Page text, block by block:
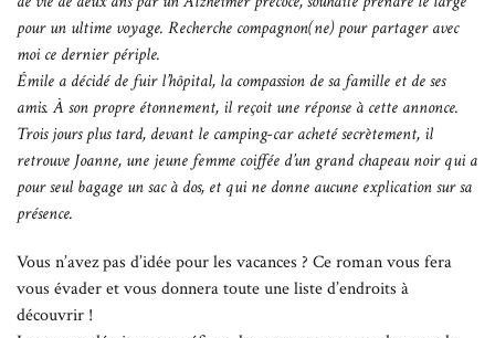
pour un ultime voyage. Recherche compagnon(ne) pour partager avec
moi ce dernier périple.
Émile a décidé de fuir l’hôpital, la compassion de sa famille et de ses
amis. À son propre étonnement, il reçoit une réponse à cette annonce.
Trois jours plus tard, devant le camping-car acheté secrètement, il
retrouve Joanne, une jeune femme coiffée d’un grand chapeau noir qui a
pour seul bagage un sac à dos, et qui ne donne aucune explication sur sa
présence.
Vous n’avez pas d’idée pour les vacances ? Ce roman vous fera
vous évader et vous donnera toute une liste d’endroits à
découvrir !